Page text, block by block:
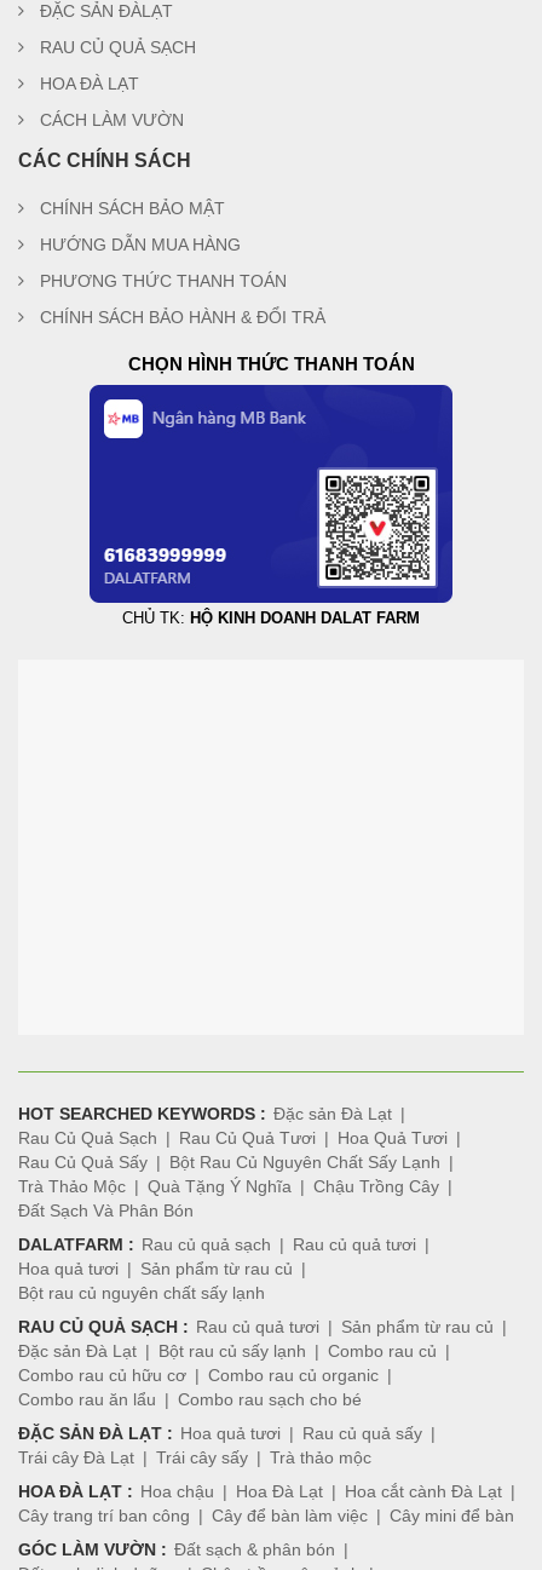
ĐẶC SẢN ĐÀLẠT
RAU CỦ QUẢ SẠCH
HOA ĐÀ LẠT
CÁCH LÀM VƯỜN
CÁC CHÍNH SÁCH
CHÍNH SÁCH BẢO MẬT
HƯỚNG DẪN MUA HÀNG
PHƯƠNG THỨC THANH TOÁN
CHÍNH SÁCH BẢO HÀNH & ĐỔI TRẢ
CHỌN HÌNH THỨC THANH TOÁN
CHỦ TK: HỘ KINH DOANH DALAT FARM
HOT SEARCHED KEYWORDS : Đặc sản Đà Lạt
Rau Củ Quả Sạch
Rau Củ Quả Tươi
Hoa Quả Tươi
Rau Củ Quả Sấy
Bột Rau Củ Nguyên Chất Sấy Lạnh
Trà Thảo Mộc
Quà Tặng Ý Nghĩa
Chậu Trồng Cây
Đất Sạch Và Phân Bón
DALATFARM : Rau củ quả sạch
Rau củ quả tươi
Hoa quả tươi
Sản phẩm từ rau củ
Bột rau củ nguyên chất sấy lạnh
RAU CỦ QUẢ SẠCH : Rau củ quả tươi
Sản phẩm từ rau củ
Đặc sản Đà Lạt
Bột rau củ sấy lạnh
Combo rau củ
Combo rau củ hữu cơ
Combo rau củ organic
Combo rau ăn lẩu
Combo rau sạch cho bé
ĐẶC SẢN ĐÀ LẠT : Hoa quả tươi
Rau củ quả sấy
Trái cây Đà Lạt
Trái cây sấy
Trà thảo mộc
HOA ĐÀ LẠT : Hoa chậu Hoa Đà Lạt
Hoa cắt cành Đà Lạt
Cây trang trí ban công
Cây để bàn làm việc
Cây mini để bàn
GÓC LÀM VƯỜN : Đất sạch & phân bón